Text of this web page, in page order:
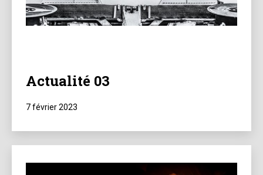
Actualité 03
Publié
7 février 2023